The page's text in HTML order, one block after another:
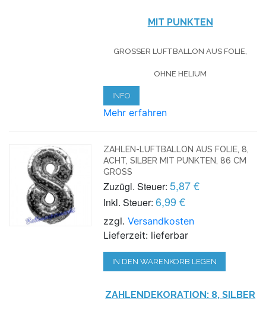
MIT PUNKTEN
GROSSER LUFTBALLON AUS FOLIE, O
HNE HELIUM
INFO
Mehr erfahren
ZAHLEN-LUFTBALLON AUS FOLIE, 8,
ACHT, SILBER MIT PUNKTEN, 86 CM
GROSS
Zuzügl. Steuer: 5,87 €
Inkl. Steuer: 6,99 €
zzgl.Versandkosten
Lieferzeit: lieferbar
IN DEN WARENKORB LEGEN
ZAHLENDEKORATION: 8, SILBER